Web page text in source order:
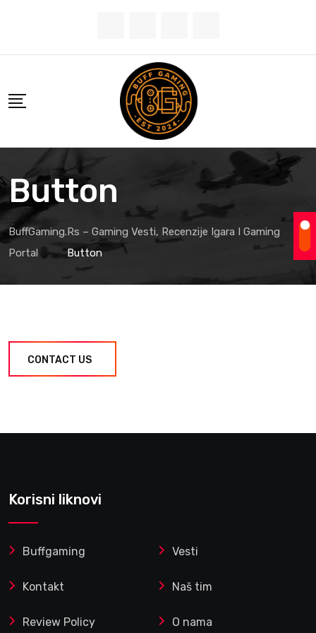
Button
BuffGaming.rs – Gaming Vesti, Recenzije Igara I Gaming
Portal
Button
CONTACT US
Korisni liknovi
Buffgaming Vesti
Kontakt Naš tim
Review Policy O nama